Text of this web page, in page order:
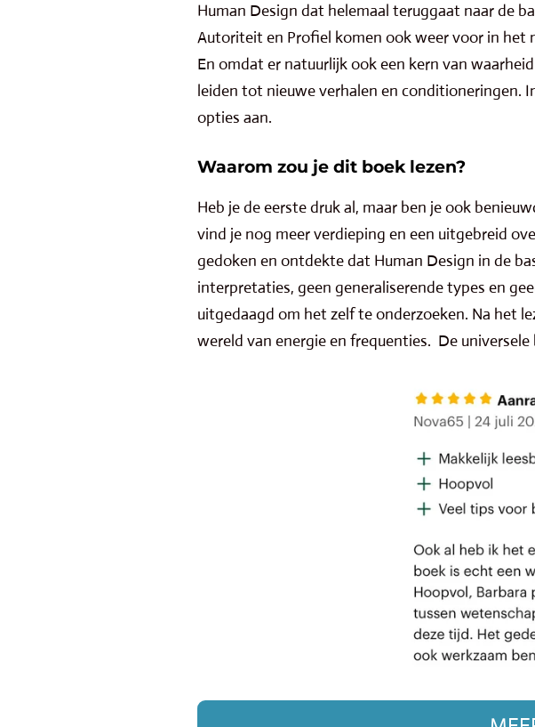
Human Design dat helemaal teruggaat naar de
Autoriteit en Profiel komen ook weer voor in het
En omdat er natuurlijk ook een kern van
leiden tot nieuwe verhalen en conditioneringen.
opties aan.
Waarom zou je dit boek lezen?
Heb je de eerste druk al, maar ben je ook
vind je nog meer verdieping en een uitgebreid
gedoken en ontdekte dat Human Design in de
interpretaties, geen generaliserende types en
uitgedaagd om het zelf te onderzoeken. Na het
wereld van energie en frequenties. De